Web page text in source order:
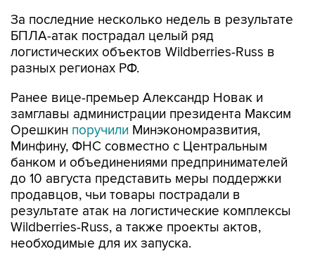
За последние несколько недель в результате
БПЛА-атак пострадал целый ряд
логистических объектов Wildberries-Russ в
разных регионах РФ.
Ранее вице-премьер Александр Новак и
замглавы администрации президента Максим
Орешкин поручили Минэкономразвития,
Минфину, ФНС совместно с Центральным
банком и объединениями предпринимателей
до 10 августа представить меры поддержки
продавцов, чьи товары пострадали в
результате атак на логистические комплексы
Wildberries-Russ, а также проекты актов,
необходимые для их запуска.